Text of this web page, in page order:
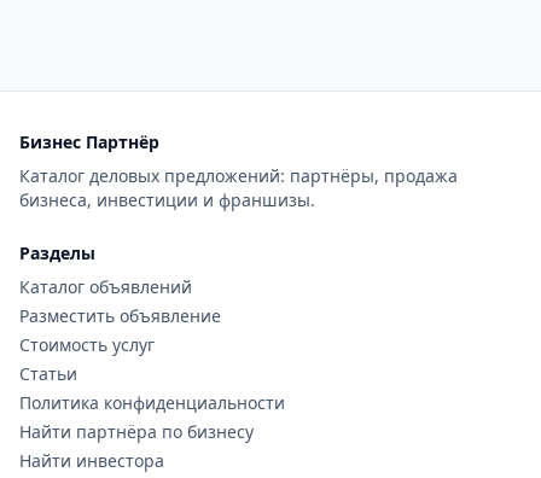
Бизнес Партнёр
Каталог деловых предложений: партнёры, продажа
бизнеса, инвестиции и франшизы.
Разделы
Каталог объявлений
Разместить объявление
Стоимость услуг
Статьи
Политика конфиденциальности
Найти партнёра по бизнесу
Найти инвестора